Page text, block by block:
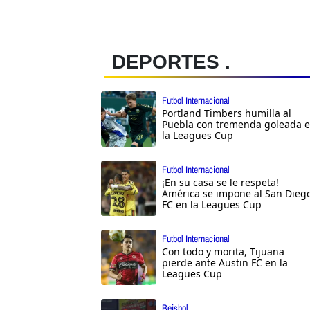
DEPORTES .
Futbol Internacional
Portland Timbers humilla al
Puebla con tremenda goleada
la Leagues Cup
Futbol Internacional
¡En su casa se le respeta!
América se impone al San
FC en la Leagues Cup
Futbol Internacional
Con todo y morita, Tijuana
pierde ante Austin FC en la
Leagues Cup